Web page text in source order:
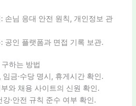
손님 응대 안전 원칙, 개인정보 관
공인 플랫폼과 면접 기록 보관.
하는 방법
금·수당 명시, 휴게시간 확인.
와 채용 사이트의 신원 확인.
·안전 규칙 준수 여부 확인.